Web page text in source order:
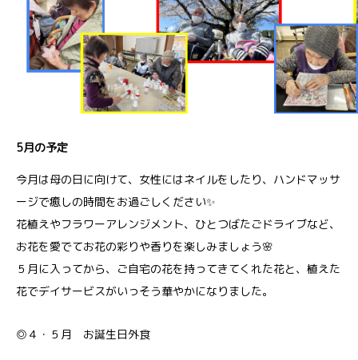
5月の予定
今月は母の日に向けて、女性にはネイルをしたり、ハンドマッサ
ージで癒しの時間をお過ごしください✨
花植えやフラワーアレンジメント、ひとつばたごドライブなど、
お花を愛でてお花の彩りや香りを楽しみましょう🌸
５月に入ってから、ご自宅の花を持ってきてくれた花と、植えた
花でデイサービスがいっそう華やかになりました。
◎４・５月 お誕生日外食